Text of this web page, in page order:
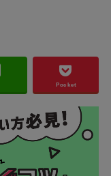
Pocket